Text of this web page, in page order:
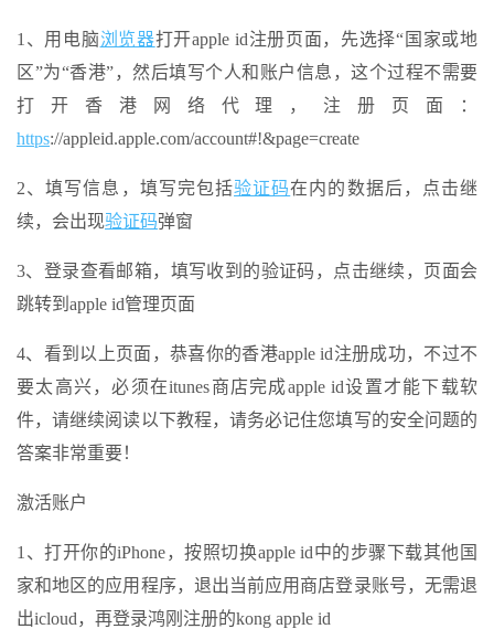
1、用电脑浏览器打开apple id注册页面，先选择“国家或地
区”为“香港”，然后填写个人和账户信息，这个过程不需要
打开香港网络代理，注册页面：
https://appleid.apple.com/account#!&page=create
2、填写信息，填写完包括验证码在内的数据后，点击继
续，会出现验证码弹窗
3、登录查看邮箱，填写收到的验证码，点击继续，页面会
跳转到apple id管理页面
4、看到以上页面，恭喜你的香港apple id注册成功，不过不
要太高兴，必须在itunes商店完成apple id设置才能下载软
件，请继续阅读以下教程，请务必记住您填写的安全问题的
答案非常重要！
激活账户
1、打开你的iPhone，按照切换apple id中的步骤下载其他国
家和地区的应用程序，退出当前应用商店登录账号，无需退
出icloud，再登录鸿刚注册的kong apple id